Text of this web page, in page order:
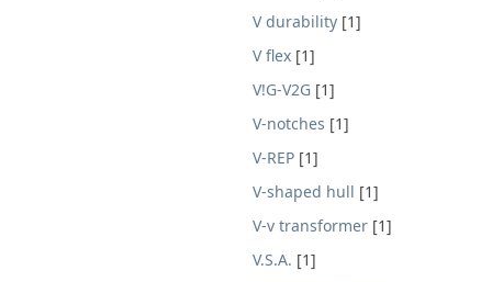
V durability [1]
V flex [1]
V!G-V2G [1]
V-notches [1]
V-REP [1]
V-shaped hull [1]
V-v transformer [1]
V.S.A. [1]